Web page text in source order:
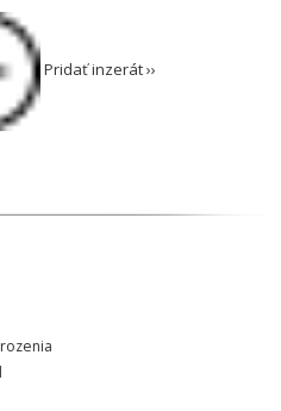
Pridať inzerát ››